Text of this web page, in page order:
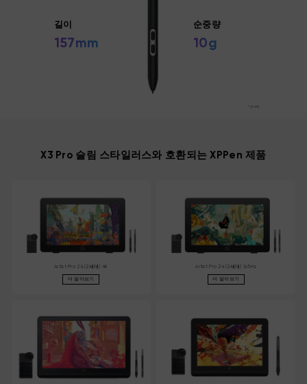
길이
157mm
순중량
10g
* 근사치
X3 Pro 슬림 스타일러스와 호환되는 XPPen 제품
Artist Pro 24 (2세대) 4K
더 알아보기
Artist Pro 24 (2세대) 165Hz
더 알아보기